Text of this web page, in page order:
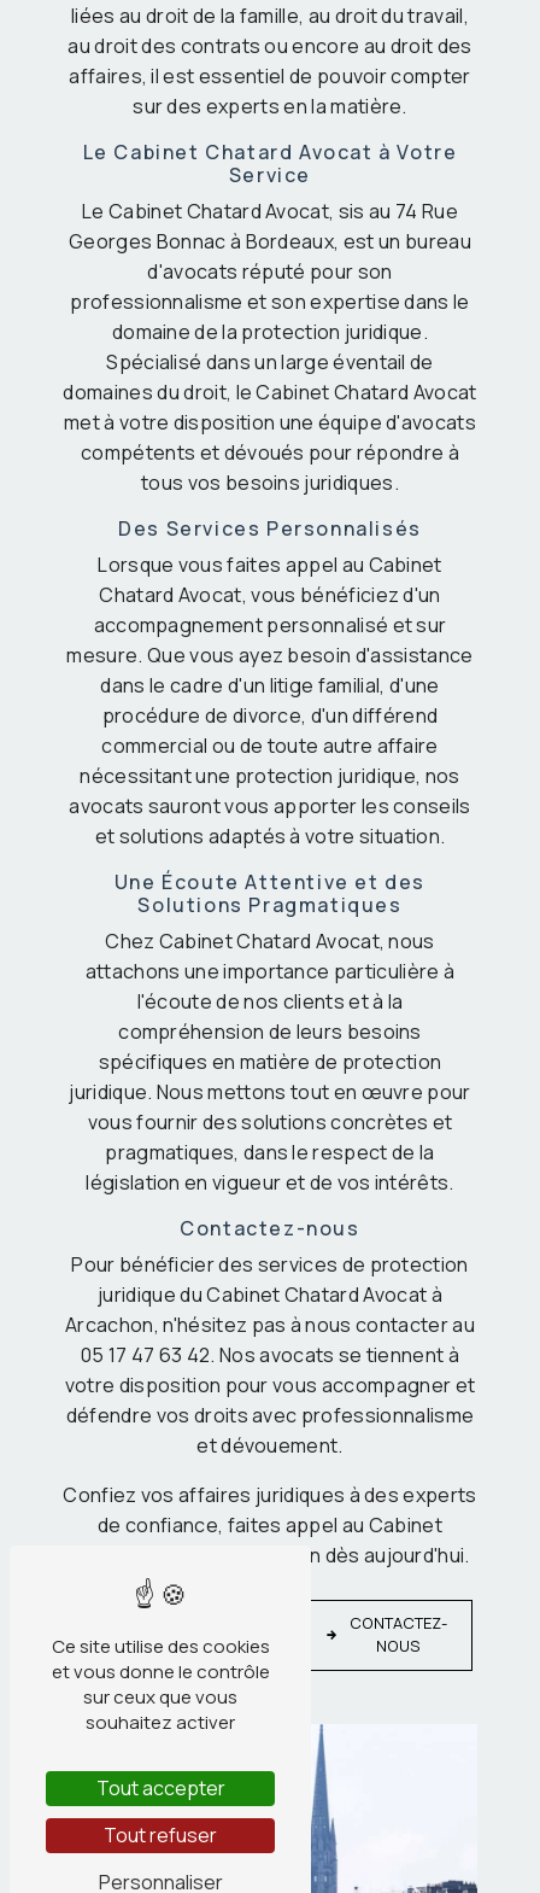
liées au droit de la famille, au droit du travail,
au droit des contrats ou encore au droit des
affaires, il est essentiel de pouvoir compter
sur des experts en la matière.
Le Cabinet Chatard Avocat à Votre
Service
Le Cabinet Chatard Avocat, sis au 74 Rue
Georges Bonnac à Bordeaux, est un bureau
d'avocats réputé pour son
professionnalisme et son expertise dans le
domaine de la protection juridique.
Spécialisé dans un large éventail de
domaines du droit, le Cabinet Chatard Avocat
met à votre disposition une équipe d'avocats
compétents et dévoués pour répondre à
tous vos besoins juridiques.
Des Services Personnalisés
Lorsque vous faites appel au Cabinet
Chatard Avocat, vous bénéficiez d'un
accompagnement personnalisé et sur
mesure. Que vous ayez besoin d'assistance
dans le cadre d'un litige familial, d'une
procédure de divorce, d'un différend
commercial ou de toute autre affaire
nécessitant une protection juridique, nos
avocats sauront vous apporter les conseils
et solutions adaptés à votre situation.
Une Écoute Attentive et des
Solutions Pragmatiques
Chez Cabinet Chatard Avocat, nous
attachons une importance particulière à
l'écoute de nos clients et à la
compréhension de leurs besoins
spécifiques en matière de protection
juridique. Nous mettons tout en œuvre pour
vous fournir des solutions concrètes et
pragmatiques, dans le respect de la
législation en vigueur et de vos intérêts.
Contactez-nous
Pour bénéficier des services de protection
juridique du Cabinet Chatard Avocat à
Arcachon, n'hésitez pas à nous contacter au
05 17 47 63 42. Nos avocats se tiennent à
votre disposition pour vous accompagner et
défendre vos droits avec professionnalisme
et dévouement.
Confiez vos affaires juridiques à des experts
de confiance, faites appel au Cabinet
Chatard Avocat à Arcachon dès aujourd'hui.
PLUS
CONTACTEZ-
NOUS
Ce site utilise des cookies
et vous donne le contrôle
sur ceux que vous
souhaitez activer
Tout accepter
Tout refuser
Personnaliser